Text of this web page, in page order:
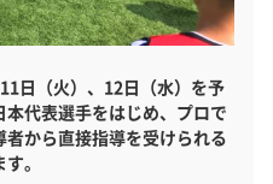
日（火）、12日（水）を予
代表選手をはじめ、プロで
から直接指導を受けられる
。